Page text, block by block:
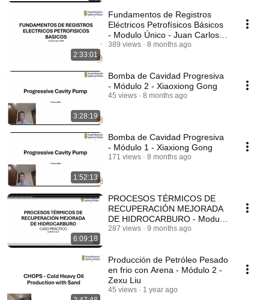
2:33:01
Fundamentos de Registros
Eléctricos Petrofísicos Básicos
- Modulo Único - Juan Carlos
Rabanal
389 views 8 months ago
3:28:19
Bomba de Cavidad Progresiva
- Módulo 2 - Xiaoxiong Gong
45 views 8 months ago
1:52:13
Bomba de Cavidad Progresiva
- Módulo 1 - Xiaxiong Gong
171 views 8 months ago
6:09:18
PROCESOS TÉRMICOS DE
RECUPERACIÓN MEJORADA
DE HIDROCARBURO - Modulo
único - Eduardo Labrador
287 views 9 months ago
Producción de Petróleo Pesado
en frio con Arena - Módulo 2 -
Zexu Liu
45 views 1 year ago